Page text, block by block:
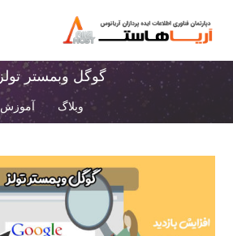
گوگل وبمستر تولز
وبلاگ آموزش